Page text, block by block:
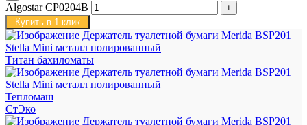
Algostar CP0204B
Купить в 1 клик
Титан бахиломаты
Тепломаш
СтЭко